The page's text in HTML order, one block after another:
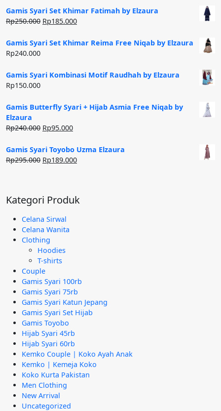
Gamis Syari Set Khimar Fatimah by Elzaura
Rp250.000 Harga
adalah:
Rp185.000Harga
ini
Gamis Syari Set Khimar Reima Free Niqab by Elzaura
Rp240.000
Gamis Syari Kombinasi Motif Raudhah by Elzaura
Rp150.000
Gamis Butterfly Syari + Hijab Asmia Free Niqab by
Elzaura
Rp240.000 Harga
adalah:
Rp240.000.
Rp95.000Harga
ini
adalah:
Gamis Syari Toyobo Uzma Elzaura
Rp295.000 Harga
Rp189.000Harga
Rp189.000.
Kategori Produk
Celana Sirwal
Celana Wanita
Clothing
Hoodies
T-shirts
Couple
Gamis Syari 100rb
Gamis Syari 75rb
Gamis Syari Katun Jepang
Gamis Syari Set Hijab
Gamis Toyobo
Hijab Syari 45rb
Hijab Syari 60rb
Kemko Couple | Koko Ayah Anak
Kemko | Kemeja Koko
Koko Kurta Pakistan
Men Clothing
New Arrival
Uncategorized